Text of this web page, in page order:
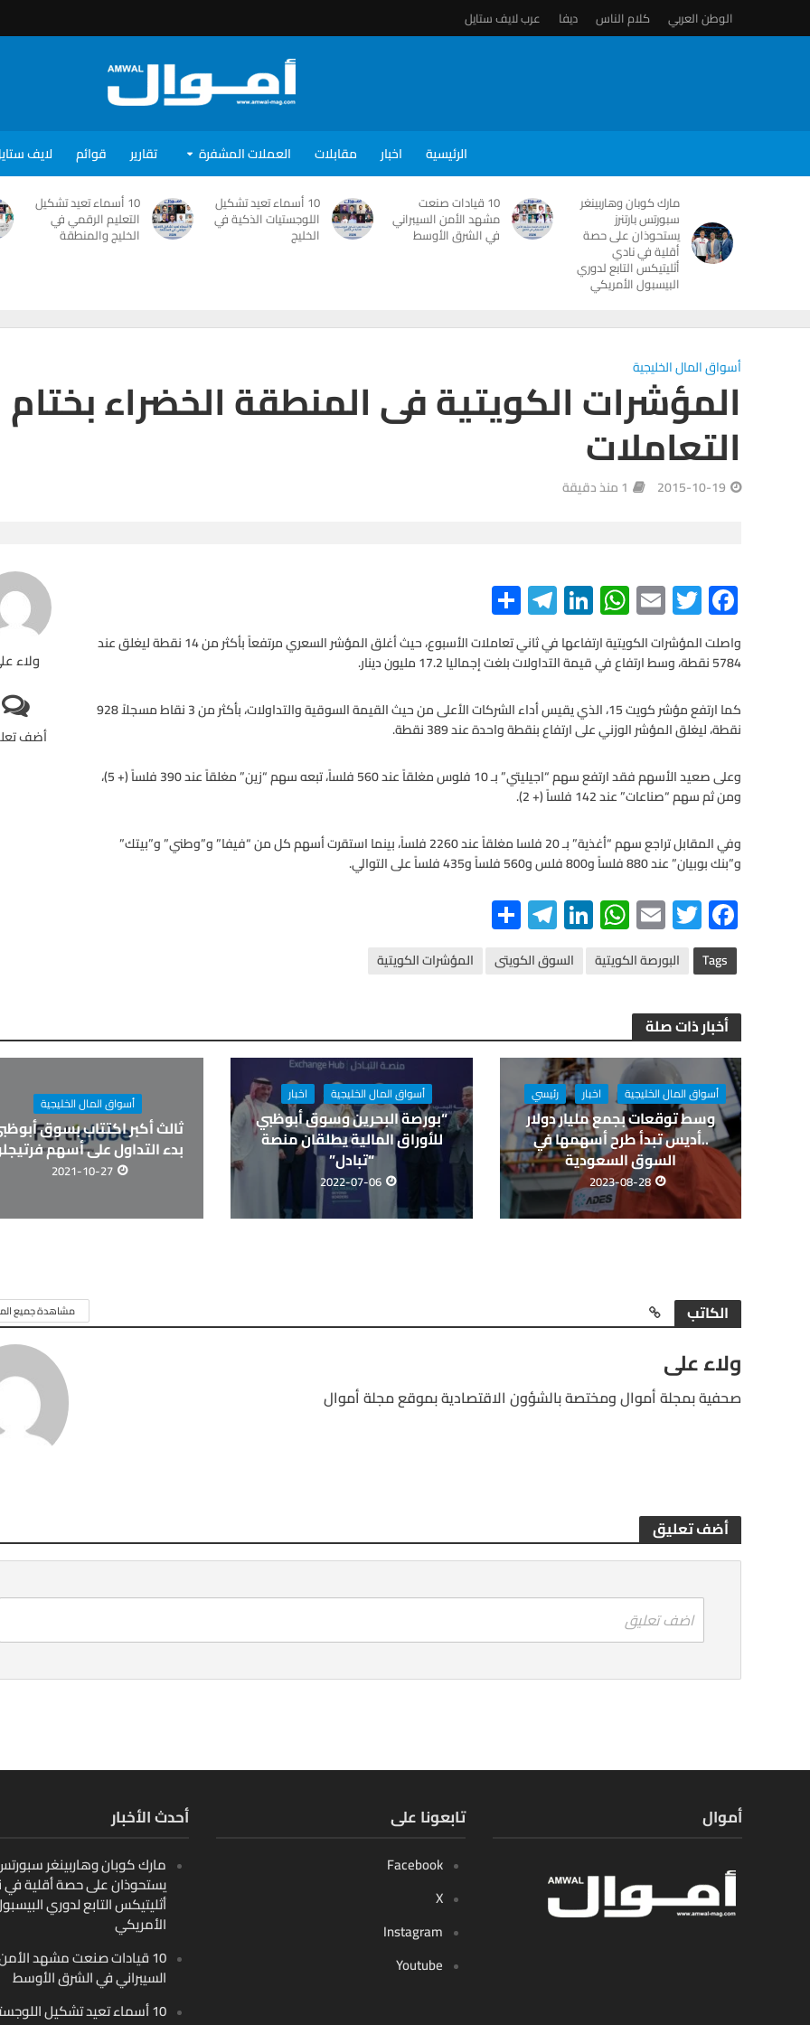
الوطن العربي كلام الناس ديفا عرب لايف ستايل
الرئيسية اخبار مقابلات العملات المشفرة تقارير قوائم لايف
مارك كوبان وهاربينغر
سبورتس بارتنرز
يستحوذان على حصة
أقلية في نادي
أثليتيكس التابع لدوري
البيسبول الأمريكي
10 قيادات صنعت
مشهد الأمن السيبراني
في الشرق الأوسط
10 أسماء تعيد تشكيل
اللوجستيات الذكية في
الخليج
10 أسماء تعيد تشكيل
التعليم الرقمي في
الخليج والمنطقة
أسواق المال الخليجية
المؤشرات الكويتية فى المنطقة الخضراء بختام
التعاملات
2015-10-19 1 منذ دقيقة
ولاء
أضف
F
ac
e
o
o
k
T
wi
tt
er
E
m
ail
W
h
at
s
A
p
p
Li
n
ke
n
Te
le
gr
m
S
h
ar
e
واصلت المؤشرات الكويتية ارتفاعها في ثاني تعاملات الأسبوع، حيث أغلق المؤشر السعري مرتفعاً بأكثر من 14 نقطة ليغلق عند
5784 نقطة، وسط ارتفاع في قيمة التداولات بلغت إجماليا 17.2 مليون دينار.
كما ارتفع مؤشر كويت 15، الذي يقيس أداء الشركات الأعلى من حيث القيمة السوقية والتداولات، بأكثر من 3 نقاط مسجلاً 928
نقطة، ليغلق المؤشر الوزني على ارتفاع بنقطة واحدة عند 389 نقطة.
وعلى صعيد الأسهم فقد ارتفع سهم “اجيليتي” بـ 10 فلوس مغلقاً عند 560 فلساً، تبعه سهم “زين” مغلقاً عند 390 فلساً (+ 5)،
ومن ثم سهم “صناعات” عند 142 فلساً (+ 2).
وفي المقابل تراجع سهم “أغذية” بـ 20 فلسا مغلقاً عند 2260 فلساً، بينما استقرت أسهم كل من “فيفا” و”وطني” و”بيتك”
و”بنك بوبيان” عند 880 فلساً و800 فلس و560 فلساً و435 فلساً على التوالي.
F
ac
e
b
o
o
k
T
wi
tt
er
E
m
ail
W
h
at
A
p
p
Li
n
ke
n
Te
le
gr
m
S
h
ar Tags البورصة الكويتية السوق الكويتى المؤشرات الكويتية
أخبار ذات صلة
أسواق المال الخليجية اخبار رئيسي
وسط توقعات بجمع مليار دولار
..أديس تبدأ طرح أسهمها في
السوق السعودية
2023-08-28
أسواق المال الخليجية اخبار
“بورصة البحرين وسوق أبوظبي
للأوراق المالية يطلقان منصة
“تبادل”
2022-07-06
أسواق المال الخليجية
ثالث أكبر اكتتاب بسوق
بدء التداول على أسهم
2021-10-27
الكاتب مشاهدة جميع
ولاء على
صحفية بمجلة أموال ومختصة بالشؤون الاقتصادية بموقع مجلة أموال
أضف تعليق
اضف تعليق
أحدث الأخبار
مارك كوبان وهاربينغر سبورتس
يستحوذان على حصة أقلية في
أثليتيكس التابع لدوري
الأمريكي
10 قيادات صنعت مشهد
السيبراني في الشرق الأوسط
10 أسماء تعيد تشكيل
تابعونا على
Facebook
X
Instagram
Youtube
أموال